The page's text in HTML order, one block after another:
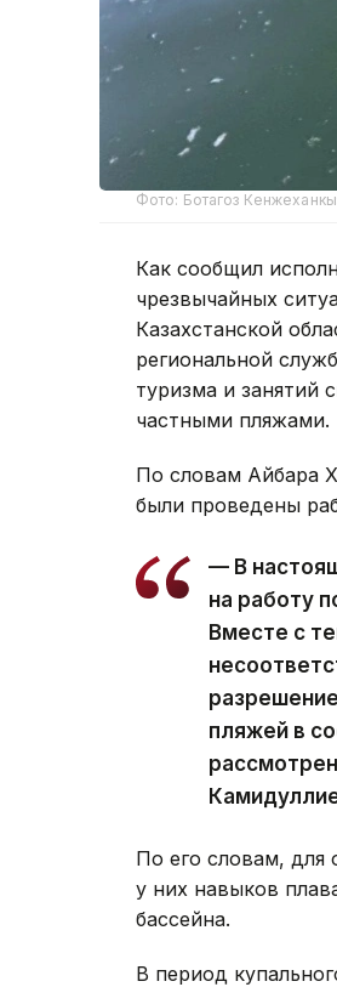
Фото: Ботагоз
Как сообщил
чрезвычайных
Казахстанской
региональной
туризма и занятий
частными пляжами.
По словам Айбара
были проведены
— В
на работу
Вместе с
пляжей в
По его словам, для
у них навыков
бассейна.
В период